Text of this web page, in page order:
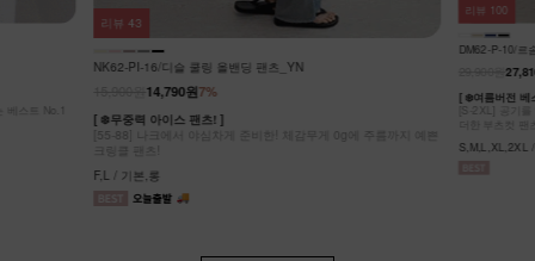
NK62-PI-16/디슬 쿨링 올밴딩 팬츠_YN
7%
14,790원
[ ❄️무중력 아이스 팬츠! ]
[55-88] 나크에서 야심차게 준비한! 체감무게 0g에 주름까지 예쁜
크링클 팬츠!
F,L / 기본,롱
리뷰43
DM62-P-10/르
[ ❄️여름버전 베
[S-2XL] 공기
S,M,L,XL,2XL
리뷰 100